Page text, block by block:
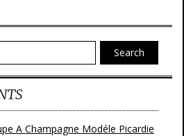
er
Search
A Champagne Modéle Picardie